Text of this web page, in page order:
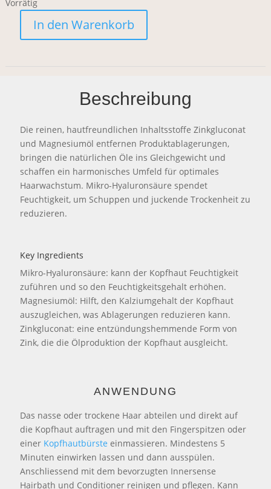
Vorrätig
In den Warenkorb
Beschreibung
Die reinen, hautfreundlichen Inhaltsstoffe Zinkgluconat
und Magnesiumöl entfernen Produktablagerungen,
bringen die natürlichen Öle ins Gleichgewicht und
schaffen ein harmonisches Umfeld für optimales
Haarwachstum. Mikro-Hyaluronsäure spendet
Feuchtigkeit, um Schuppen und juckende Trockenheit zu
reduzieren.
Key Ingredients
Mikro-Hyaluronsäure: kann der Kopfhaut Feuchtigkeit
zuführen und so den Feuchtigkeitsgehalt erhöhen.
Magnesiumöl: Hilft, den Kalziumgehalt der Kopfhaut
auszugleichen, was Ablagerungen reduzieren kann.
Zinkgluconat: eine entzündungshemmende Form von
Zink, die die Ölproduktion der Kopfhaut ausgleicht.
ANWENDUNG
Das nasse oder trockene Haar abteilen und direkt auf
die Kopfhaut auftragen und mit den Fingerspitzen oder
einer Kopfhautbürste einmassieren. Mindestens 5
Minuten einwirken lassen und dann ausspülen.
Anschliessend mit dem bevorzugten Innersense
Hairbath und Conditioner reinigen und pflegen. Kann